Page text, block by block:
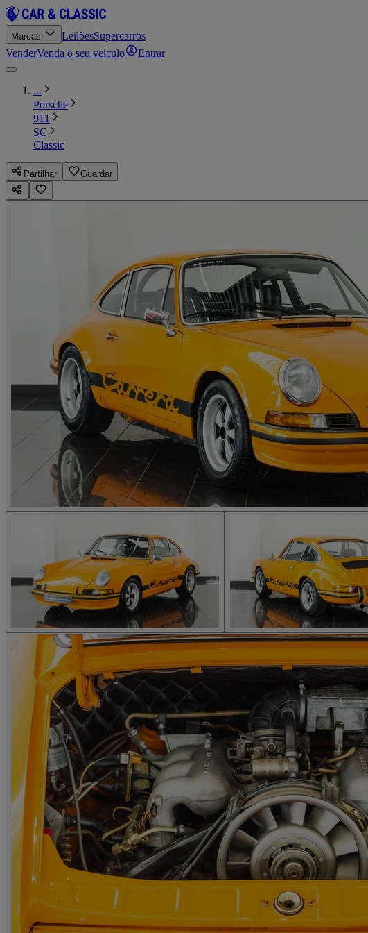
Marcas LeilõesSupercarros
VenderVenda o seu veículo Entrar
...
Porsche
911
SC
Classic
Partilhar Guardar